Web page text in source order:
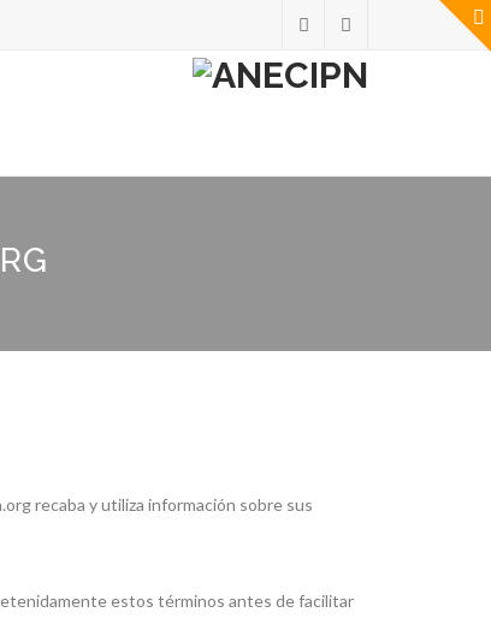
recaba y utiliza información sobre sus
estos términos antes de facilitar